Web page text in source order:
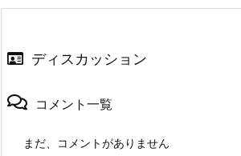
ディスカッション
コメント一覧
まだ、コメントがありません